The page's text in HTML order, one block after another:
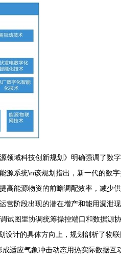
领域科技创新规划》明确强调了数
系统\n该规划指出，新一代的数
高能源物资的前瞻调配效率，减少
阶段出现的潜在增产和能用漏泄
试图里协调统筹操控端口和数据源
计的具体方向上，规划剖析了物
适应气象冲击动态用热实际数据